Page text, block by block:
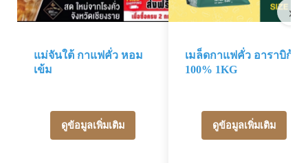
›
แม่จันใต้ กาแฟคั่ว หอม
เข้ม
ดูข้อมูลเพิ่มเติม
เมล็ดกาแฟคั่ว อาราบิก้า
100% 1KG
ดูข้อมูลเพิ่มเติม